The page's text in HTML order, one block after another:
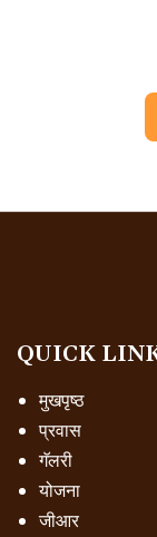
QUICK
मुखपृष्ठ
प्रवास
गॅलरी
योजना
जीआर